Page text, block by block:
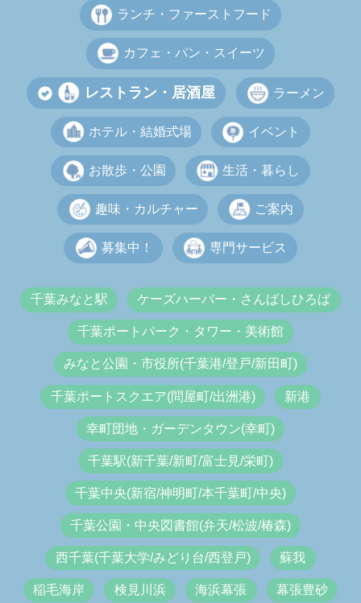
ランチ・ファーストフード
カフェ・パン・スイーツ
レストラン・居酒屋 ラーメン
ホテル・結婚式場 イベント
お散歩・公園 生活・暮らし
趣味・カルチャー ご案内
募集中！ 専門サービス
千葉みなと駅 ケーズハーバー・さんばしひろば
千葉ポートパーク・タワー・美術館
みなと公園・市役所(千葉港/登戸/新田町)
千葉ポートスクエア(問屋町/出洲港) 新港
幸町団地・ガーデンタウン(幸町)
千葉駅(新千葉/新町/富士見/栄町)
千葉中央(新宿/神明町/本千葉町/中央)
千葉公園・中央図書館(弁天/松波/椿森)
西千葉(千葉大学/みどり台/西登戸) 蘇我
稲毛海岸 検見川浜 海浜幕張 幕張豊砂